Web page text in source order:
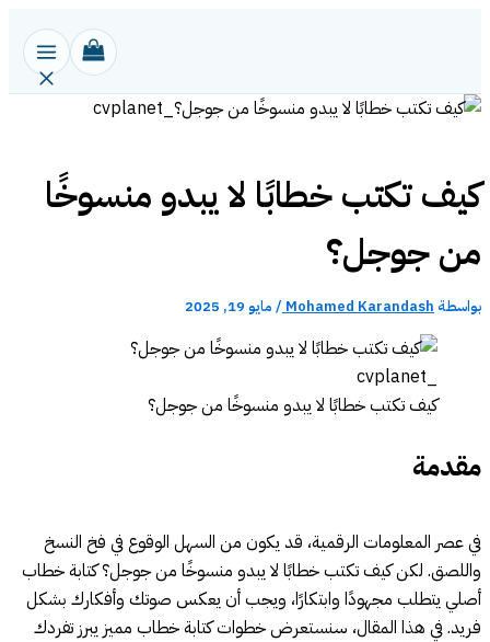
كيف تكتب خطابًا لا يبدو منسوخًا
من جوجل؟
بواسطة Mohamed Karandash
/ مايو 19, 2025
كيف تكتب خطابًا لا يبدو منسوخًا من جوجل؟
مقدمة
في عصر المعلومات الرقمية، قد يكون من السهل الوقوع في فخ النسخ
واللصق. لكن كيف تكتب خطابًا لا يبدو منسوخًا من جوجل؟ كتابة خطاب
أصلي يتطلب مجهودًا وابتكارًا، ويجب أن يعكس صوتك وأفكارك بشكل
فريد. في هذا المقال، سنستعرض خطوات كتابة خطاب مميز يبرز تفردك